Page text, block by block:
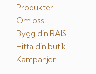
Produkter
Om oss
Bygg din RAIS
Hitta din butik
Kampanjer